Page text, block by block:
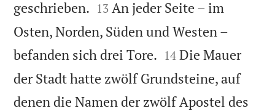
geschrieben. 

13 An jeder Seite – im
Osten, Norden, Süden und Westen –
befanden sich drei Tore. 

14 Die Mauer
der Stadt hatte zwölf Grundsteine, auf
denen die Namen der zwölf Apostel des